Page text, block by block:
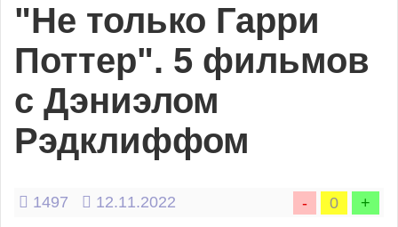
Фильмы
и
сериалы
"Не только Гарри
Поттер". 5 фильмов
с Дэниэлом
Рэдклиффом
1497 12.11.2022 - 0 +